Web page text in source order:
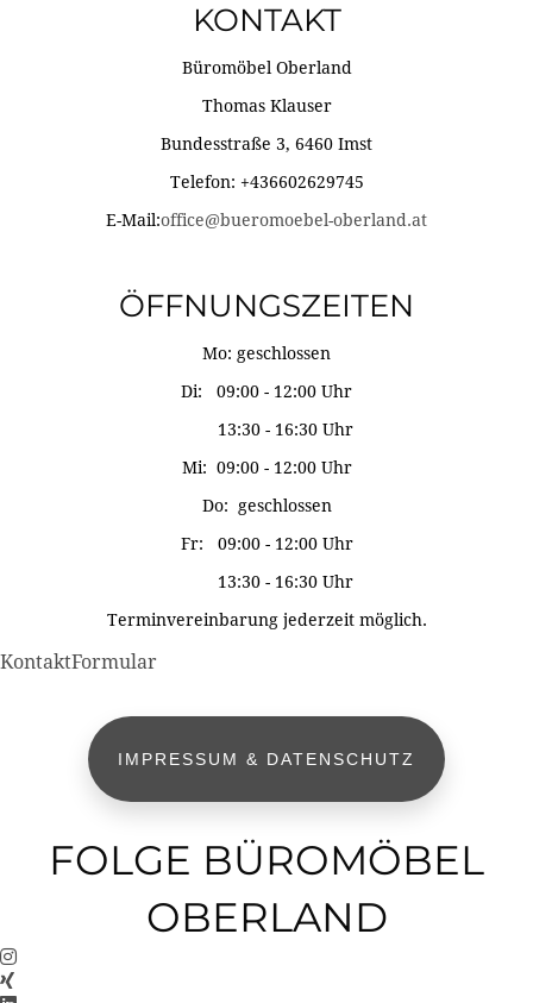
KONTAKT
Büromöbel Oberland
Thomas Klauser
Bundesstraße 3, 6460 Imst
Telefon: +436602629745
E-Mail:office@bueromoebel-oberland.at
ÖFFNUNGSZEITEN
Mo: geschlossen
Di: 09:00 - 12:00 Uhr
13:30 - 16:30 Uhr
Mi: 09:00 - 12:00 Uhr
Do: geschlossen
Fr: 09:00 - 12:00 Uhr
13:30 - 16:30 Uhr
Terminvereinbarung jederzeit möglich.
KontaktFormular
IMPRESSUM & DATENSCHUTZ
FOLGE BÜROMÖBEL
OBERLAND